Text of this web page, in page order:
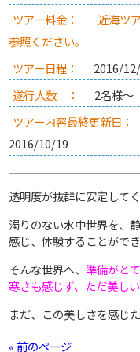
ツアー料金：
近海ツ
参照ください。
ツアー日程：
2016/
遂行人数 ：
2名様～
ツアー内容最終更新日：
2016/10/19
透明度が抜群に安定して
濁りのない水中世界を、
感じ、体験することができ
そんな世界へ、準備がと
寒さも感じず、ただ美し
まだ、この美しさを感じ
« 前のページ